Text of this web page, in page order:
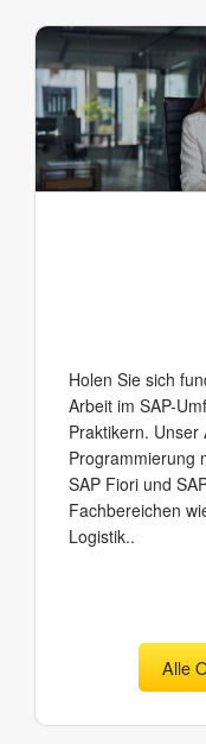
Holen Sie sich
Arbeit im SAP-
Praktikern.
Programmierung
SAP Fiori und
Fachbereichen
Logistik..
Alle